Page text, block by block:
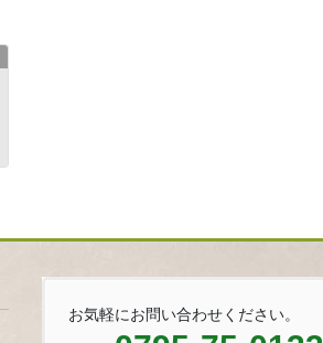
お気軽にお問い合わせください。